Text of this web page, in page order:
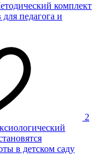
комплект
педагога и
2
в детском саду